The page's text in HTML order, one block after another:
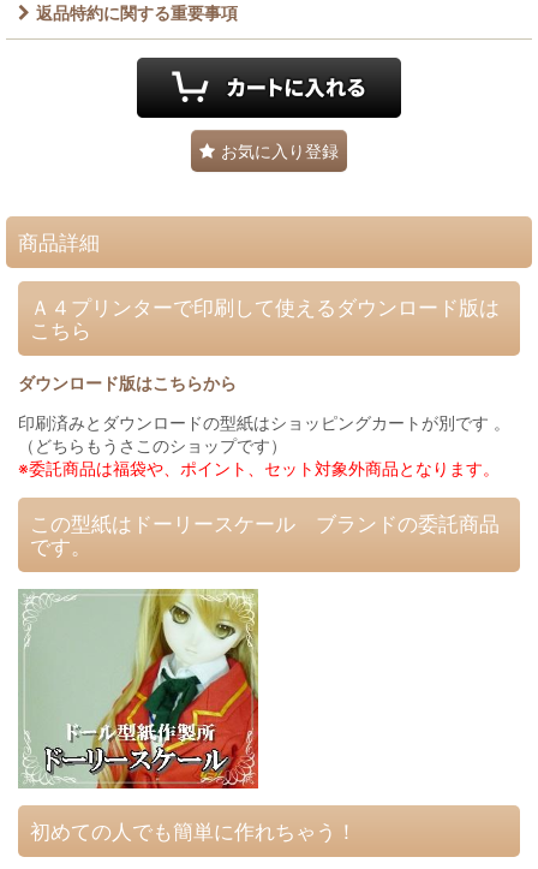
返品特約に関する重要事項
お気に入り登録
商品詳細
Ａ４プリンターで印刷して使えるダウンロード版は
こちら
ダウンロード版はこちらから
印刷済みとダウンロードの型紙はショッピングカートが別です 。
（どちらもうさこのショップです）
※委託商品は福袋や、ポイント、セット対象外商品となります。
この型紙はドーリースケール ブランドの委託商品
です。
初めての人でも簡単に作れちゃう！